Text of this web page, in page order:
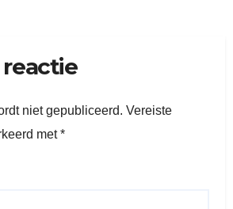
reactie
niet gepubliceerd. Vereiste
met*